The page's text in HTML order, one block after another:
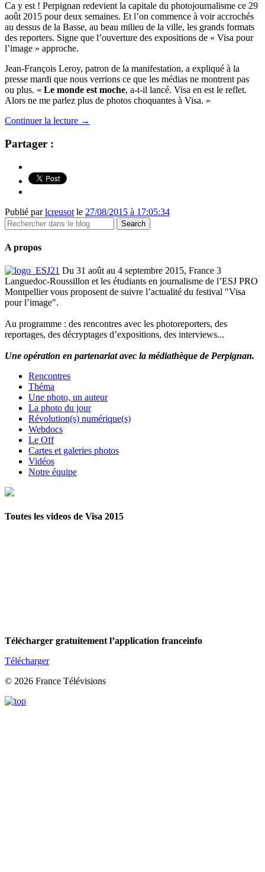
Ca y est ! Perpignan redevient la capitale du photojournalisme ce 29
août 2015 pour deux semaines. Et l’on commence à voir accrochés
au dessus de la Basse, au beau milieu de la ville, les grands formats
des reporters. Signe que l’ouverture des expositions de « Visa pour
l’image » approche.
Jean-François Leroy, patron de la manifestation, a expliqué à la
presse mardi que nous verrions ce que les médias ne montrent pas
ou plus. « Le monde est moche, a-t-il lancé. Visa en est le reflet.
Alors ne me parlez plus de photos choquantes à Visa. »
Continuer la lecture →
Partager :
Publié parlcreusot le 27/08/2015 à 17:05:34
A propos
Du 31 août au 4 septembre 2015, France 3
Languedoc-Roussillon et les étudiants en journalisme de l’ESJ PRO
Montpellier vous proposent de suivre l’actualité du festival "Visa
pour l’image".
Au programme : des rencontres avec les photoreporters, des
reportages, des décryptages d’expositions, des interviews...
Une opération en partenariat avec la médiathèque de Perpignan.
Rencontres
Théma
Une photo, un auteur
La photo du jour
Révolution(s) numérique(s)
Webdocs
Le Off
Cartes et galeries photos
Vidéos
Notre équipe
Toutes les videos de Visa 2015
Télécharger gratuitement l’application franceinfo
Télécharger
© 2026 France Télévisions